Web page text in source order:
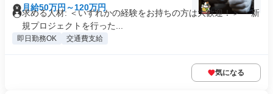
月給50万円～120万円
求める人材: ＜いずれかの経験をお持ちの方は大歓迎！＞ ・新
規プロジェクトを行った...
即日勤務OK 交通費支給
気になる